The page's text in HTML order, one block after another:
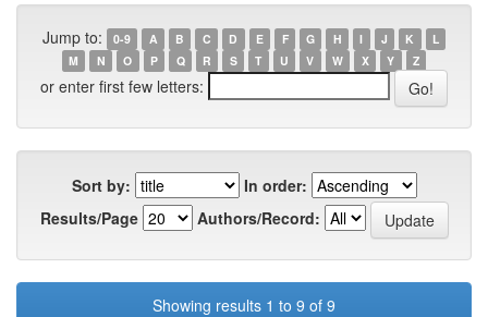
Jump to: 0-9 A B C D E F G H I J K
L
M
N O P Q R S T U V W X Y Z
or enter first few letters:
Sort by:
In order:
Results/Page
Authors/Record:
Showing results 1 to 9 of 9